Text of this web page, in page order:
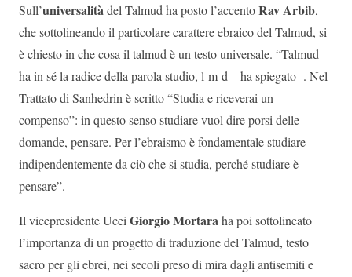
Sull’universalitàdel Talmud ha posto l’accentoRav Arbib,
che sottolineando il particolare carattere ebraico del Talmud, si
è chiesto in che cosa il talmud è un testo universale. “Talmud
ha in sé la radice della parola studio, l-m-d – ha spiegato -. Nel
Trattato di Sanhedrin è scritto “Studia e riceverai un
compenso”: in questo senso studiare vuol dire porsi delle
domande, pensare. Per l’ebraismo è fondamentale studiare
indipendentemente da ciò che si studia, perché studiare è
pensare”.
Il vicepresidente UceiGiorgio Mortaraha poi sottolineato
l’importanza di un progetto di traduzione del Talmud, testo
sacro per gli ebrei, nei secoli preso di mira dagli antisemiti e